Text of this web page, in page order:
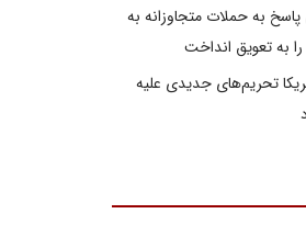
به حملات متجاوزانه به
به تعویق انداخت
تحریم‌های جدیدی علیه